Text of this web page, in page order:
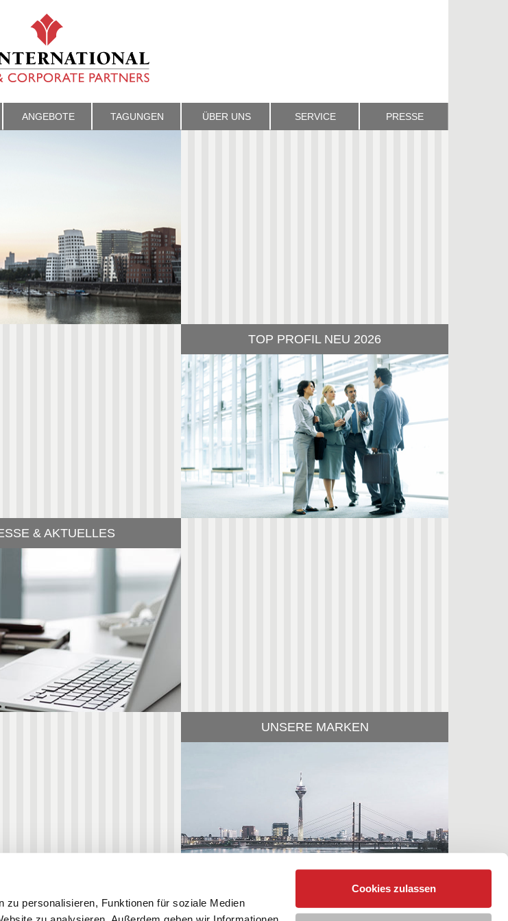
zu personalisieren, Funktionen für soziale Medien
Cookies zulassen
ANGEBOTE TAGUNGEN ÜBER UNS SERVICE PRESSE
TOP PROFIL NEU 2026
& AKTUELLES
UNSERE MARKEN